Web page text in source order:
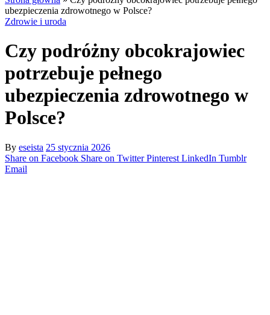
ubezpieczenia zdrowotnego w Polsce?
Zdrowie i uroda
Czy podróżny obcokrajowiec
potrzebuje pełnego
ubezpieczenia zdrowotnego w
Polsce?
By eseista 25 stycznia 2026
Share on Facebook Share on Twitter Pinterest LinkedIn Tumblr
Email